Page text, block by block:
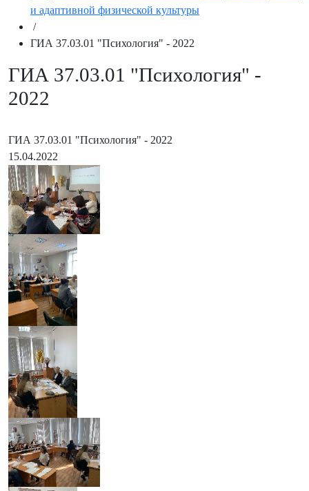
и адаптивной физической культуры
/
ГИА 37.03.01 "Психология" - 2022
ГИА 37.03.01 "Психология" -
2022
ГИА 37.03.01 "Психология" - 2022
15.04.2022